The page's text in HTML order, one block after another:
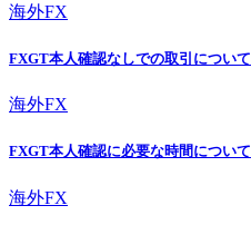
海外FX
FXGT本人確認なしでの取引について
海外FX
FXGT本人確認に必要な時間について
海外FX